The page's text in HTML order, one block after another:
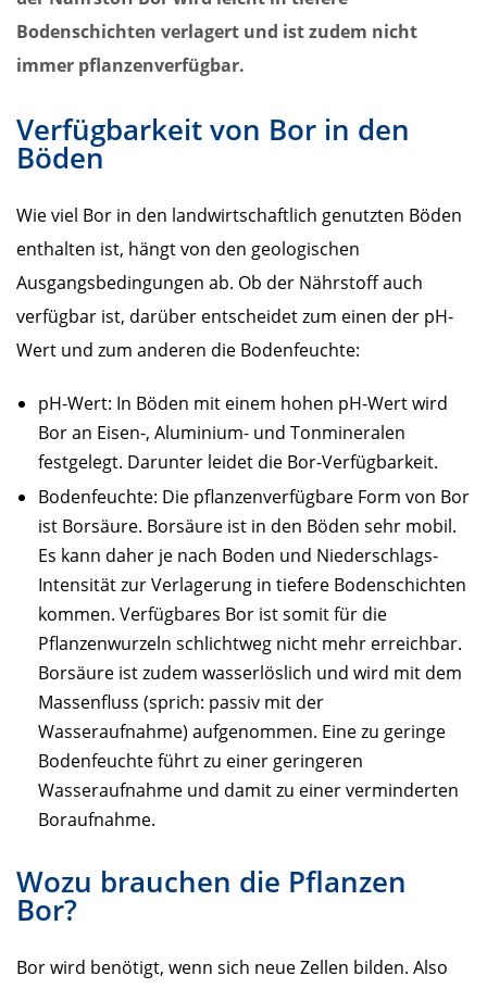
Bodenschichten verlagert und ist zudem nicht
immer pflanzenverfügbar.
Verfügbarkeit von Bor in den
Böden
Wie viel Bor in den landwirtschaftlich genutzten Böden
enthalten ist, hängt von den geologischen
Ausgangsbedingungen ab. Ob der Nährstoff auch
verfügbar ist, darüber entscheidet zum einen der pH-
Wert und zum anderen die Bodenfeuchte:
pH-Wert: In Böden mit einem hohen pH-Wert wird
Bor an Eisen-, Aluminium- und Tonmineralen
festgelegt. Darunter leidet die Bor-Verfügbarkeit.
Bodenfeuchte: Die pflanzenverfügbare Form von Bor
ist Borsäure. Borsäure ist in den Böden sehr mobil.
Es kann daher je nach Boden und Niederschlags-
Intensität zur Verlagerung in tiefere Bodenschichten
kommen. Verfügbares Bor ist somit für die
Pflanzenwurzeln schlichtweg nicht mehr erreichbar.
Borsäure ist zudem wasserlöslich und wird mit dem
Massenfluss (sprich: passiv mit der
Wasseraufnahme) aufgenommen. Eine zu geringe
Bodenfeuchte führt zu einer geringeren
Wasseraufnahme und damit zu einer verminderten
Boraufnahme.
Wozu brauchen die Pflanzen
Bor?
Bor wird benötigt, wenn sich neue Zellen bilden. Also